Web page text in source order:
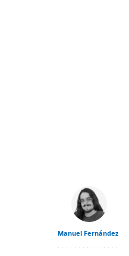
Manuel Fernández